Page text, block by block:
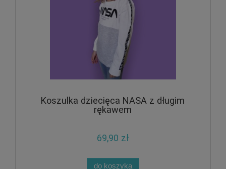
Koszulka dziecięca NASA z długim
rękawem
69,90 zł
do koszyka